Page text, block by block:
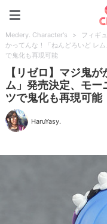
Medery. Character's > フィギ
かってんな！「ねんどろいど レ
で鬼化も再現可能
【リゼロ】マジ鬼
ム」発売決定、モー
ツで鬼化も再現可能
HaruYasy.